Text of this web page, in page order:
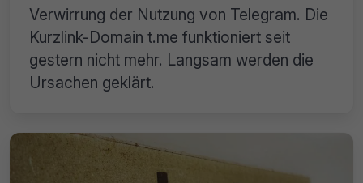
Verwirrung der Nutzung von Telegram. Die
Kurzlink-Domain t.me funktioniert seit
gestern nicht mehr. Langsam werden die
Ursachen geklärt.